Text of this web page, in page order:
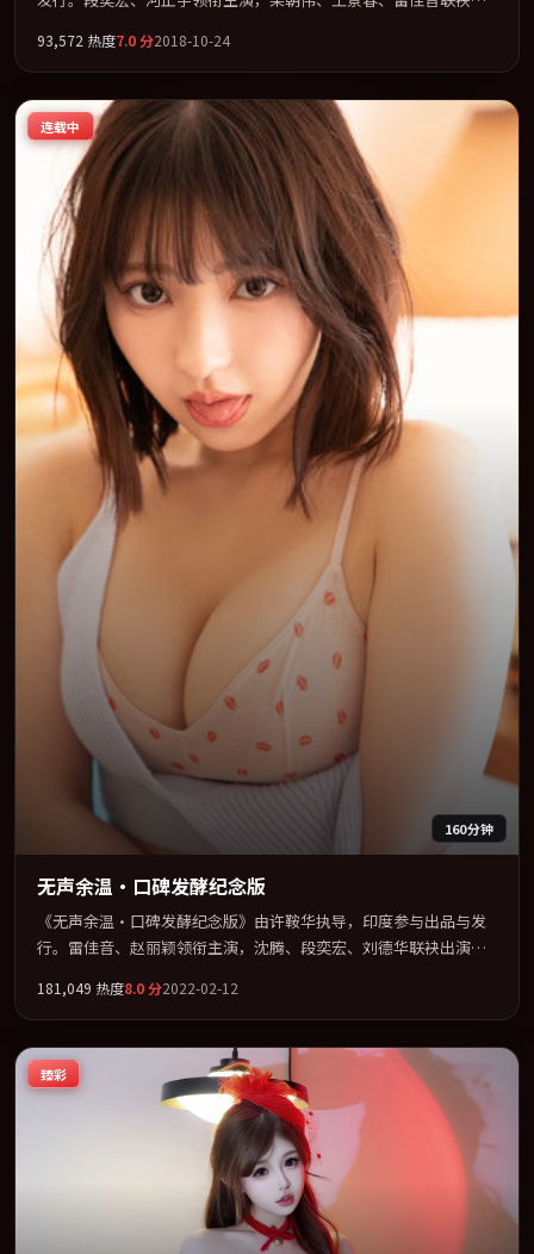
类型为骨架，在叙事、表演与视听上力求统一。定于 2018-09-11 在
内地院线及主流平台同步亮相，2018 年度话题片中口碑稳健，适合
喜欢强情节与人物弧光的观众完整观看。
93,572 热度7.0分2018-10-24
连载中
160分钟
无声余温·口碑发酵纪念版
《无声余温·口碑发酵纪念版》由许鞍华执导，印度参与出品与发
行。雷佳音、赵丽颖领衔主演，沈腾、段奕宏、刘德华联袂出演。
骨架，在叙事、表演与视听上力求统一。定于 2022-02-11 在内地院
线及主流平台同步亮相，2022 年度话题片中口碑稳健，适合喜欢强
情节与人物弧光的观众完整观看。
181,049 热度8.0分2022-02-12
臻彩